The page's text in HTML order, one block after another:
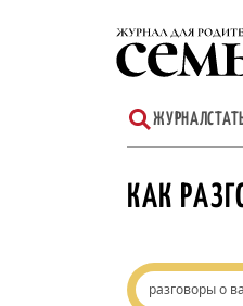
содержимому
ЖУРНАЛ
КАК
разговоры о